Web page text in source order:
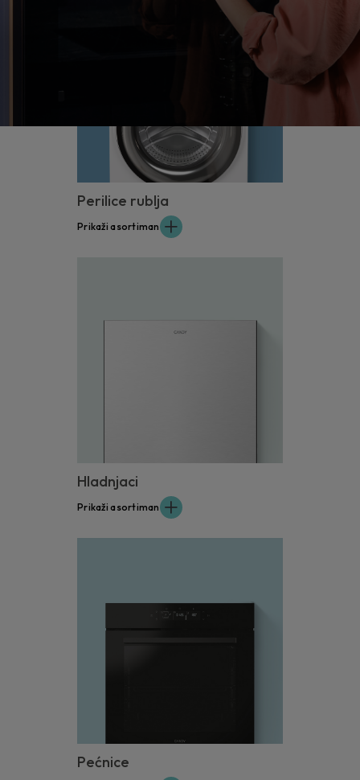
Perilice rublja
Prikaži asortiman
Hladnjaci
Prikaži asortiman
Pećnice